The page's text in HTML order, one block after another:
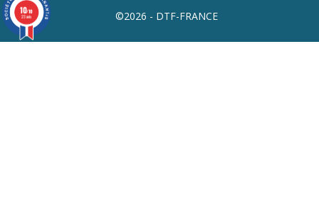
©2026 - DTF-FRANCE
10/10
23 avis